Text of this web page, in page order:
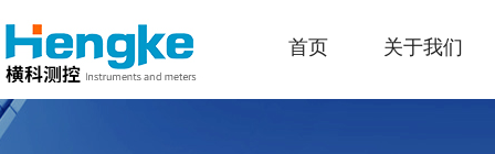
首页 关于我们